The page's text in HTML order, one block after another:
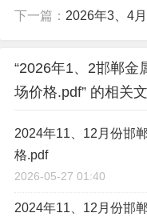
下一篇： 2026年3、4月份
“2026年1、2邯郸金
场价格.pdf” 的相关
2024年11、12月份邯
格.pdf
2026-05-27 01:40
2024年11、12月份邯